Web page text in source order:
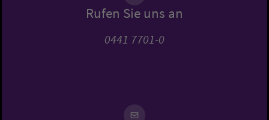
Rufen Sie uns an
0441 7701-0